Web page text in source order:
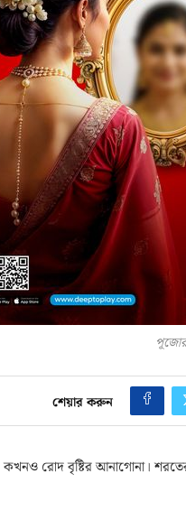
শেয়ার করুন
রোদ বৃষ্টির আনাগোনা। শরতের